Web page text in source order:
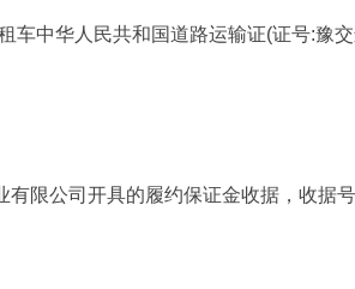
车中华人民共和国道路运输证(证号:豫
限公司开具的履约保证金收据，收据